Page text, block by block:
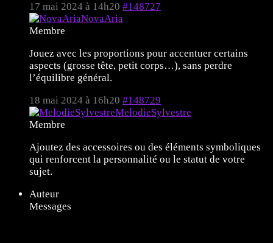
17 mai 2024 à 14h20 #148727
NovaAria
Membre
Jouez avec les proportions pour accentuer certains
aspects (grosse tête, petit corps…), sans perdre
l’équilibre général.
18 mai 2024 à 16h20 #148729
MelodieSylvestre
Membre
Ajoutez des accessoires ou des éléments symboliques
qui renforcent la personnalité ou le statut de votre
sujet.
Auteur
Messages